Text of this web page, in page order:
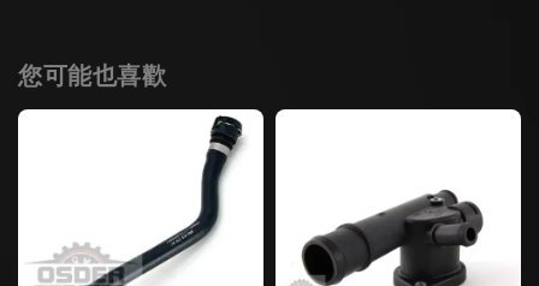
您可能也喜歡